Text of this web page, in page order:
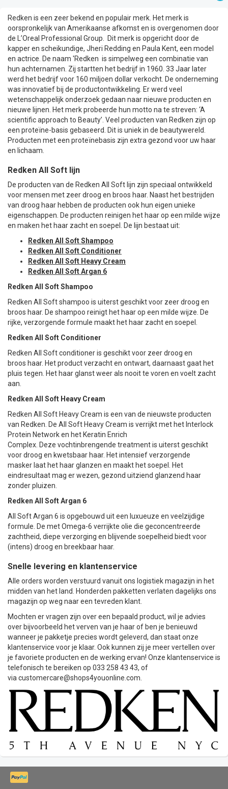
Redken is een zeer bekend en populair merk. Het merk is
oorspronkelijk van Amerikaanse afkomst en is overgenomen door
de L’Oreal Professional Group. Dit merk is opgericht door de
kapper en scheikundige, Jheri Redding en Paula Kent, een model
en actrice. De naam 'Redken is simpelweg een combinatie van
hun achternamen. Zij startten het bedrijf in 1960. 33 Jaar later
werd het bedrijf voor 160 miljoen dollar verkocht. De onderneming
was innovatief bij de productontwikkeling. Er werd veel
wetenschappelijk onderzoek gedaan naar nieuwe producten en
nieuwe lijnen. Het merk probeerde hun motto na te streven: ‘A
scientific approach to Beauty’. Veel producten van Redken zijn op
een proteïne-basis gebaseerd. Dit is uniek in de beautywereld.
Producten met een proteïnebasis zijn extra gezond voor uw haar
en lichaam.
Redken All Soft lijn
De producten van de Redken All Soft lijn zijn speciaal ontwikkeld
voor mensen met zeer droog en broos haar. Naast het bestrijden
van droog haar hebben de producten ook hun eigen unieke
eigenschappen. De producten reinigen het haar op een milde wijze
en maken het haar zacht en soepel. De lijn bestaat uit:
Redken All Soft Shampoo
Redken All Soft Conditioner
Redken All Soft Heavy Cream
Redken All Soft Argan 6
Redken All Soft Shampoo
Redken All Soft shampoo is uiterst geschikt voor zeer droog en
broos haar. De shampoo reinigt het haar op een milde wijze. De
rijke, verzorgende formule maakt het haar zacht en soepel.
Redken All Soft Conditioner
Redken All Soft conditioner is geschikt voor zeer droog en
broos haar. Het product verzacht en ontwart, daarnaast gaat het
pluis tegen. Het haar glanst weer als nooit te voren en voelt zacht
aan.
Redken All Soft Heavy Cream
Redken All Soft Heavy Cream is een van de nieuwste producten
van Redken. De All Soft Heavy Cream is verrijkt met het Interlock
Protein Network en het Keratin Enrich
Complex. Deze vochtinbrengende treatment is uiterst geschikt
voor droog en kwetsbaar haar. Het intensief verzorgende
masker laat het haar glanzen en maakt het soepel. Het
eindresultaat mag er wezen, gezond uitziend glanzend haar
zonder pluizen.
Redken All Soft Argan 6
All Soft Argan 6 is opgebouwd uit een luxueuze en veelzijdige
formule. De met Omega-6 verrijkte olie die geconcentreerde
zachtheid, diepe verzorging en blijvende soepelheid biedt voor
(intens) droog en breekbaar haar.
Snelle levering en klantenservice
Alle orders worden verstuurd vanuit ons logistiek magazijn in het
midden van het land. Honderden pakketten verlaten dagelijks ons
magazijn op weg naar een tevreden klant.
Mochten er vragen zijn over een bepaald product, wil je advies
over bijvoorbeeld het verven van je haar of ben je benieuwd
wanneer je pakketje precies wordt geleverd, dan staat onze
klantenservice voor je klaar. Ook kunnen zij je meer vertellen over
je favoriete producten en de werking ervan! Onze klantenservice is
telefonisch te bereiken op 033 258 43 43, of
via customercare@shops4youonline.com